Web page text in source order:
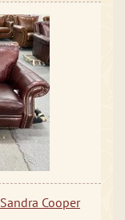
Cooper